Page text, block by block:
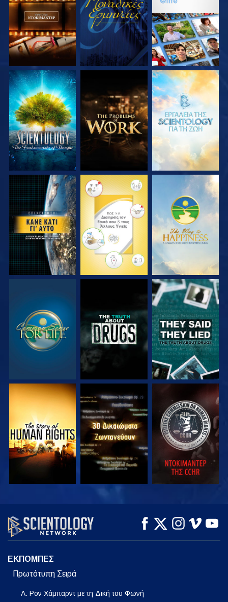
ΣΕΙΡΑ
ΕΞΕΡΕΥΝΗΣΤΕ ΤΗ
ΣΕΙΡΑ
ΕΞΕΡΕΥΝΗΣΤΕ ΤΗ
ΣΕΙΡΑ
ΕΞΕΡΕΥΝΗΣΤΕ ΤΗ
ΣΕΙΡΑ
ΠΑΡΑΚΟΛΟΥΘΗΣΤΕ ΠΑΡΑΚΟΛΟΥΘΗΣΤΕ ΠΑΡΑΚΟΛΟΥΘΗΣΤΕ
ΠΑΡΑΚΟΛΟΥΘΗΣΤΕ ΠΑΡΑΚΟΛΟΥΘΗΣΤΕ ΠΑΡΑΚΟΛΟΥΘΗΣΤΕ
ΠΑΡΑΚΟΛΟΥΘΗΣΤΕ ΠΑΡΑΚΟΛΟΥΘΗΣΤΕ ΠΑΡΑΚΟΛΟΥΘΗΣΤΕ
ΠΑΡΑΚΟΛΟΥΘΗΣΤΕ ΠΑΡΑΚΟΛΟΥΘΗΣΤΕ
ΕΞΕΡΕΥΝΗΣΤΕ ΤΗ
ΣΕΙΡΑ
ΕΚΠΟΜΠΕΣ
Πρωτότυπη Σειρά
Λ. Ρον Χάμπαρντ με τη Δική του Φωνή